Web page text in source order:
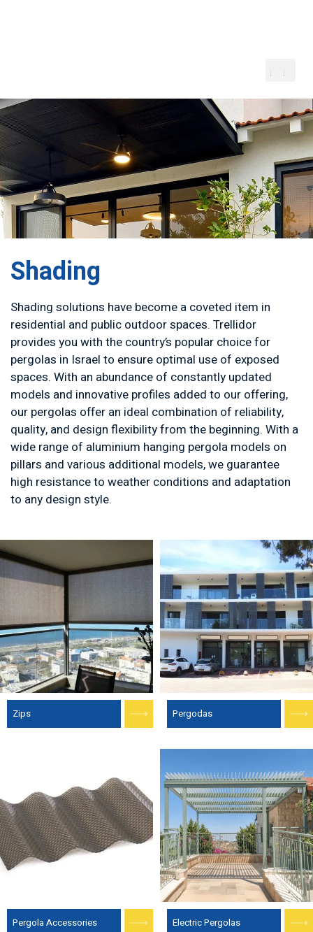
Shading
Shading solutions have become a coveted item in
residential and public outdoor spaces. Trellidor
provides you with the country’s popular choice for
pergolas in Israel to ensure optimal use of exposed
spaces. With an abundance of constantly updated
models and innovative profiles added to our offering,
our pergolas offer an ideal combination of reliability,
quality, and design flexibility from the beginning. With a
wide range of aluminium hanging pergola models on
pillars and various additional models, we guarantee
high resistance to weather conditions and adaptation
to any design style.
Zips Pergodas
Pergola Accessories Electric Pergolas